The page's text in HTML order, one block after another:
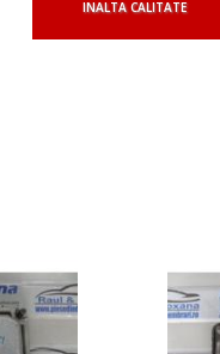
INALTA CALITATE